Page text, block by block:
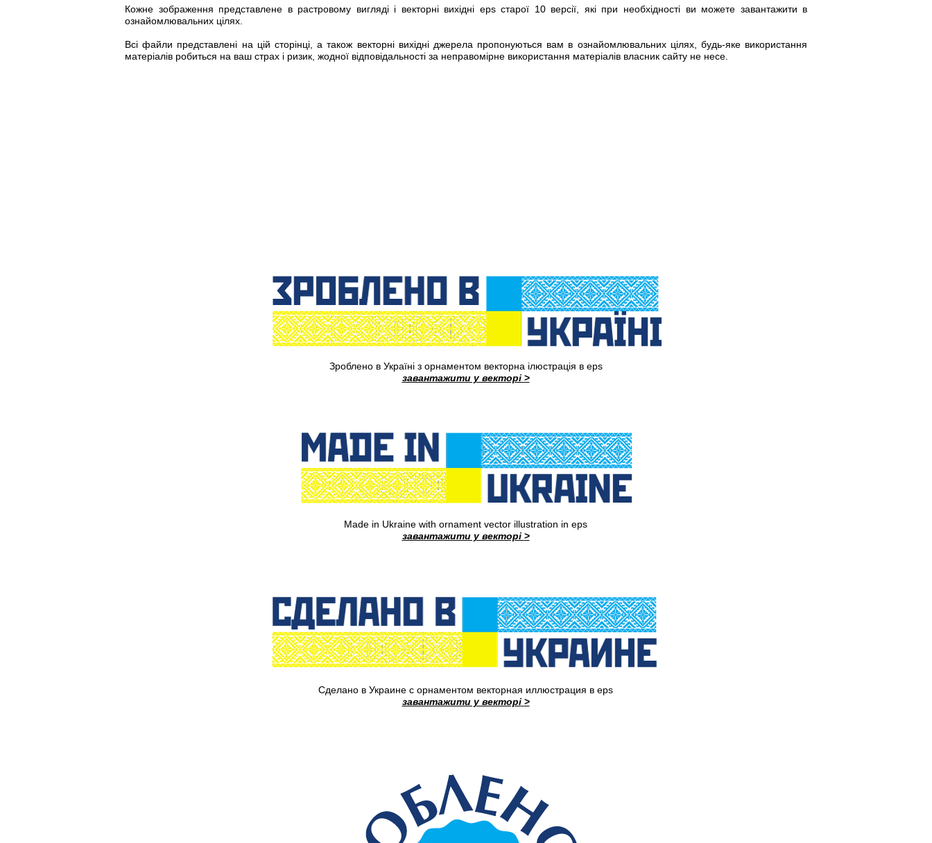
Кожне зображення представлене в растровому вигляді і векторні вихідні eps старої 10 версії, які при необхідності ви можете завантажити в
ознайомлювальних цілях.
Всі файли представлені на цій сторінці, а також векторні вихідні джерела пропонуються вам в ознайомлювальних цілях, будь-яке використання
матеріалів робиться на ваш страх і ризик, жодної відповідальності за неправомірне використання матеріалів власник сайту не несе.
Зроблено в Україні з орнаментом векторна ілюстрація в eps
завантажити у векторі >
Made in Ukraine with ornament vector illustration in eps
завантажити у векторі >
Сделано в Украине с орнаментом векторная иллюстрация в eps
завантажити у векторі >